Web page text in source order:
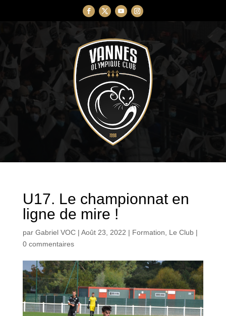
U17. Le championnat en
ligne de mire !
par Gabriel VOC| Août 23, 2022 | Formation, Le Club|
0 commentaires